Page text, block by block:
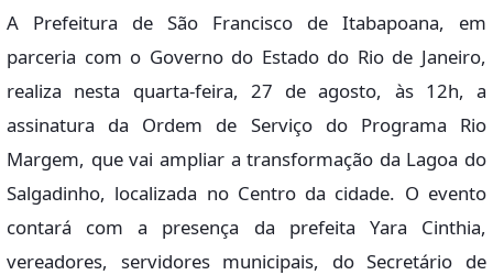
A Prefeitura de São Francisco de Itabapoana, em
parceria com o Governo do Estado do Rio de Janeiro,
realiza nesta quarta-feira, 27 de agosto, às 12h, a
assinatura da Ordem de Serviço do Programa Rio
Margem, que vai ampliar a transformação da Lagoa do
Salgadinho, localizada no Centro da cidade. O evento
contará com a presença da prefeita Yara Cinthia,
vereadores, servidores municipais, do Secretário de